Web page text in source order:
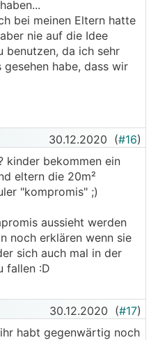
bei meinen Eltern hatte
nie auf die Idee
benutzen, da ich sehr
habe, dass wir
30.12.2020 (#16)
kinder bekommen ein
eltern die 20m²
"kompromis" ;)
aussieht werden
noch erklären wenn sie
sich auch mal in der
fallen :D
30.12.2020 (#17)
habt gegenwärtig noch